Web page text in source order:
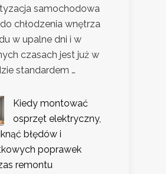
samochodowa
chłodzenia wnętrza
w upalne dni i w
czasach jest już w
standardem …
Kiedy montować
osprzęt elektryczny,
błędów i
poprawek
remontu